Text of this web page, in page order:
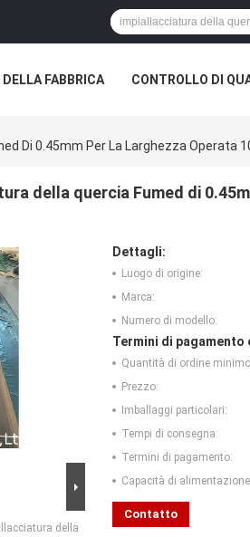
DELLA FABBRICA CONTROLLO DI
Di 0.45mm Per La Larghezza Operata
della quercia Fumed di
della
Dettagli:
Luogo di origine:
Marca:
Numero di modello:
Termini di pagamento
Quantità di ordine
Prezzo:
Imballaggi particolari:
Tempi di consegna:
Termini di pagamento:
Capacità di
Contatto